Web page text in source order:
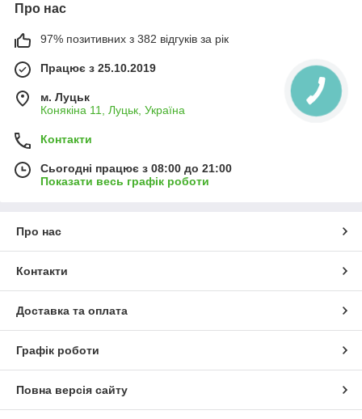
Про нас
97% позитивних з 382 відгуків за рік
Працює з 25.10.2019
м. Луцьк
Конякіна 11, Луцьк, Україна
Контакти
Сьогодні працює з 08:00 до 21:00
Показати весь графік роботи
Про нас
Контакти
Доставка та оплата
Графік роботи
Повна версія сайту